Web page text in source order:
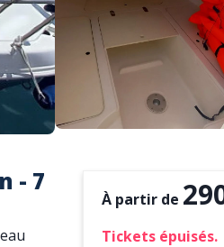
- 7
À partir de
Tickets épuisés.